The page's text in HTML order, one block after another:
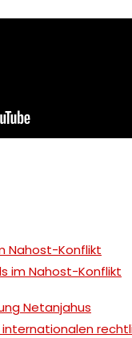
Nahost-Konflikt
im Nahost-Konflikt
Netanjahus